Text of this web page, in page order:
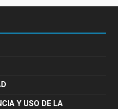
Y USO DE LA